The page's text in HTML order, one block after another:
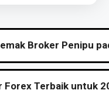
Broker Penipu
Forex Terbaik untuk